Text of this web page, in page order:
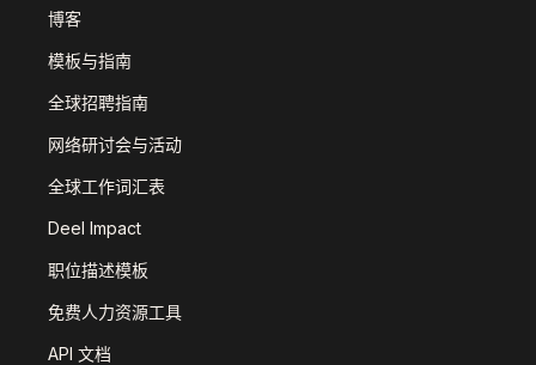
博客
模板与指南
全球招聘指南
网络研讨会与活动
全球工作词汇表
Deel Impact
职位描述模板
免费人力资源工具
API 文档